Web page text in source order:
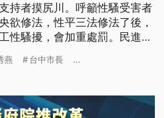
持者摸尻川。呼籲性騷受害者
欲修法，性平三法修法了後，
性騷擾，會加重處罰。民進黨
是臺語文。）
燕 台中市長 ...